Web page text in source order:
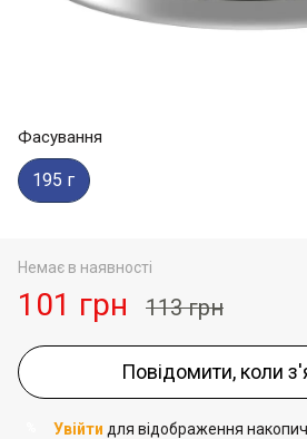
Фасування
195 г
Немає в наявності
101 грн 113 грн
Повідомити, коли
Увійти для відображення